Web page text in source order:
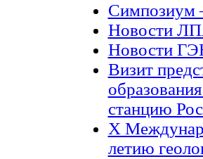
Симпозиум
Новости
Новости
Визит
станцию
X
летию